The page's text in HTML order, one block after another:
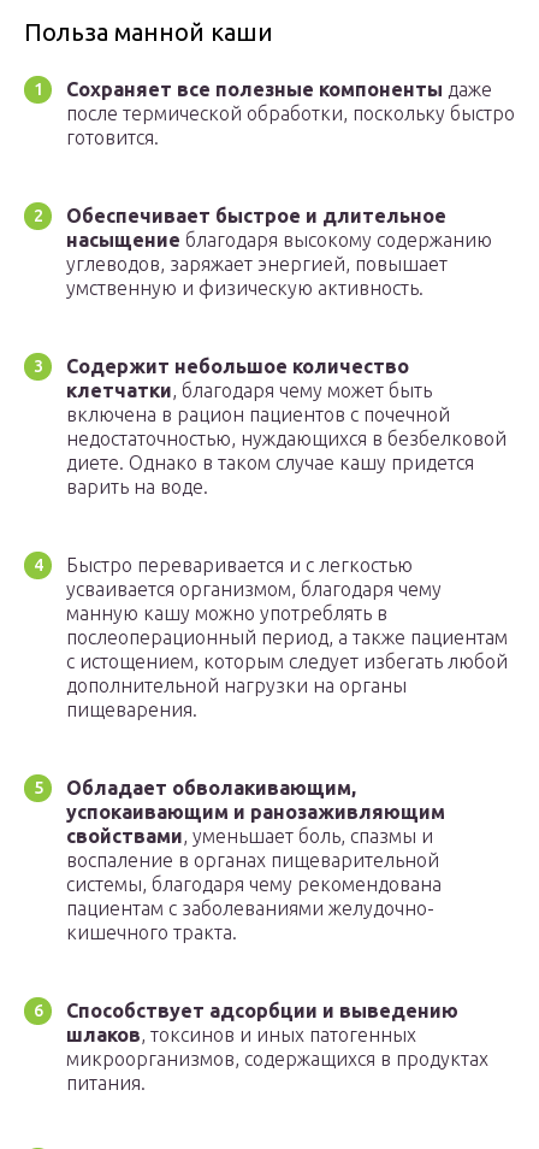
Польза манной каши
Сохраняет все полезные компоненты даже
после термической обработки, поскольку быстро
готовится.
Обеспечивает быстрое и длительное
насыщение благодаря высокому содержанию
углеводов, заряжает энергией, повышает
умственную и физическую активность.
Содержит небольшое количество
клетчатки, благодаря чему может быть
включена в рацион пациентов с почечной
недостаточностью, нуждающихся в безбелковой
диете. Однако в таком случае кашу придется
варить на воде.
Быстро переваривается и с легкостью
усваивается организмом, благодаря чему
манную кашу можно употреблять в
послеоперационный период, а также пациентам
с истощением, которым следует избегать любой
дополнительной нагрузки на органы
пищеварения.
Обладает обволакивающим,
успокаивающим и ранозаживляющим
свойствами, уменьшает боль, спазмы и
воспаление в органах пищеварительной
системы, благодаря чему рекомендована
пациентам с заболеваниями желудочно-
кишечного тракта.
Способствует адсорбции и выведению
шлаков, токсинов и иных патогенных
микроорганизмов, содержащихся в продуктах
питания.